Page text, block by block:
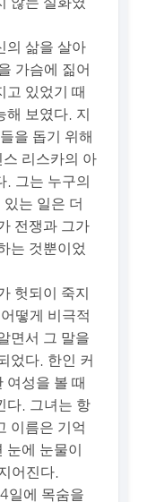
의 삶을 살아
가슴에 짊어
고 있었기 때
보였다. 지
을 돕기 위해
리스카의 아
. 그는 누구의
는 일은 더
전쟁과 그가
는 것뿐이었
헛되이 죽지
떻게 비극적
면서 그 말을
었다. 한인 커
여성을 볼 때
다. 그녀는 항
이름은 기억
에 눈물이
어진다.
일에 목숨을